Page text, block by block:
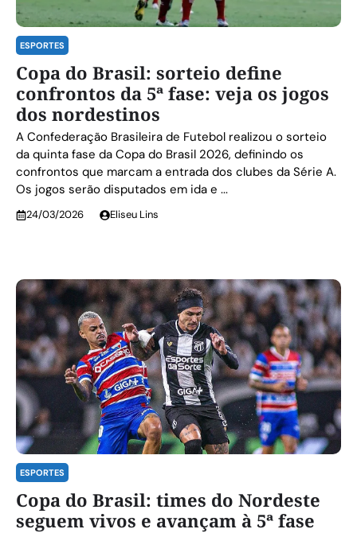
ESPORTES
Copa do Brasil: sorteio define
confrontos da 5ª fase: veja os jogos
dos nordestinos
A Confederação Brasileira de Futebol realizou o sorteio
da quinta fase da Copa do Brasil 2026, definindo os
confrontos que marcam a entrada dos clubes da Série A.
Os jogos serão disputados em ida e ...
24/03/2026 Eliseu Lins
ESPORTES
Copa do Brasil: times do Nordeste
seguem vivos e avançam à 5ª fase